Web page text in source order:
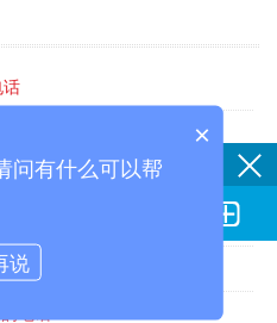
话
话
话
话
电话

×
问有什么可以帮
说